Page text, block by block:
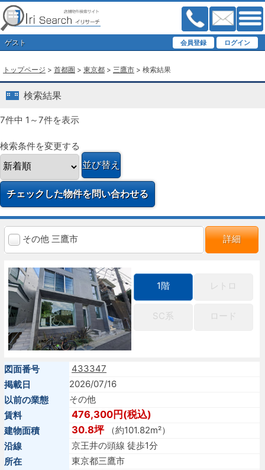
ゲスト
トップページ > 首都圏 > 東京都 > 三鷹市 > 検索結果
検索結果
7件中 1～7件を表示
検索条件を変更する
その他 三鷹市 詳細
1階 レトロ
SC系 ロード
図面番号
433347
掲載日
2026/07/16
以前の業態
その他
賃料
476,300円(税込)
建物面積 30.8坪（約101.82m²）
沿線
京王井の頭線 徒歩1分
所在
東京都三鷹市